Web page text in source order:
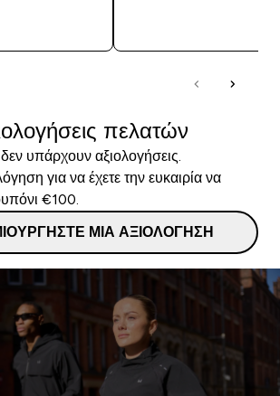
πελατών
υπάρχουν αξιολογήσεις.
για να έχετε την ευκαιρία να
€100.
ΜΙΑ ΑΞΙΟΛΌΓΗΣΗ